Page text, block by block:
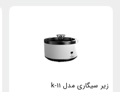
زیر سیگاری مدل k-11